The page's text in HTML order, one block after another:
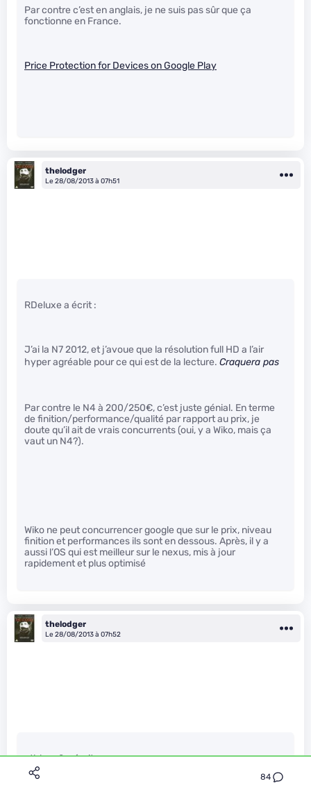
84
Par contre c’est en anglais, je ne suis pas sûr que ça
fonctionne en France.
Price Protection for Devices on Google Play
thelodger
Le 28/08/2013 à 07h51
RDeluxe a écrit :
J’ai la N7 2012, et j’avoue que la résolution full HD a l’air
hyper agréable pour ce qui est de la lecture. Craquera pas
Par contre le N4 à 200/250€, c’est juste génial. En terme
de finition/performance/qualité par rapport au prix, je
doute qu’il ait de vrais concurrents (oui, y a Wiko, mais ça
vaut un N4?).
Wiko ne peut concurrencer google que sur le prix, niveau
finition et performances ils sont en dessous. Après, il y a
aussi l’OS qui est meilleur sur le nexus, mis à jour
rapidement et plus optimisé
thelodger
Le 28/08/2013 à 07h52
athlonx2 a écrit :